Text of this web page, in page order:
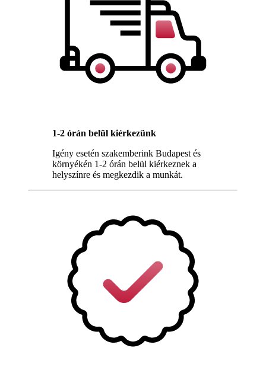
1-2 órán belül kiérkezünk
Igény esetén szakemberink Budapest és
környékén 1-2 órán belül kiérkeznek a
helyszínre és megkezdik a munkát.